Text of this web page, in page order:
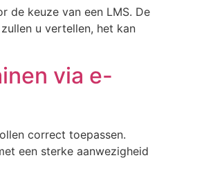
de keuze van een LMS. De
u vertellen, het kan
via e-
correct toepassen.
een sterke aanwezigheid